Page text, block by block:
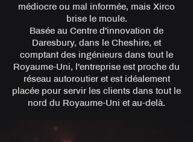
médiocre ou mal informée, mais Xirco
brise le moule.
Basée au Centre d'innovation de
Daresbury, dans le Cheshire, et
comptant des ingénieurs dans tout le
Royaume-Uni, l'entreprise est proche du
réseau autoroutier et est idéalement
placée pour servir les clients dans tout le
nord du Royaume-Uni et au-delà.